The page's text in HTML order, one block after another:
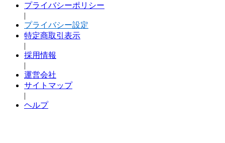
プライバシーポリシー
|
プライバシー設定
特定商取引表示
|
採用情報
|
運営会社
サイトマップ
|
ヘルプ